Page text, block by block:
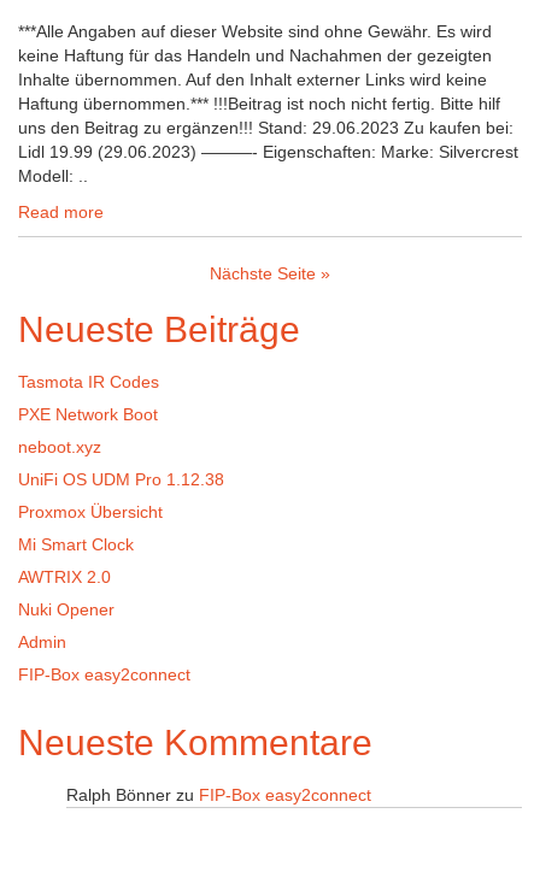
***Alle Angaben auf dieser Website sind ohne Gewähr. Es wird
keine Haftung für das Handeln und Nachahmen der gezeigten
Inhalte übernommen. Auf den Inhalt externer Links wird keine
Haftung übernommen.*** !!!Beitrag ist noch nicht fertig. Bitte hilf
uns den Beitrag zu ergänzen!!! Stand: 29.06.2023 Zu kaufen bei:
Lidl 19.99 (29.06.2023) ———- Eigenschaften: Marke: Silvercrest
Modell: ..
Read more
Nächste Seite »
Neueste Beiträge
Tasmota IR Codes
PXE Network Boot
neboot.xyz
UniFi OS UDM Pro 1.12.38
Proxmox Übersicht
Mi Smart Clock
AWTRIX 2.0
Nuki Opener
Admin
FIP-Box easy2connect
Neueste Kommentare
Ralph Bönner zu FIP-Box easy2connect